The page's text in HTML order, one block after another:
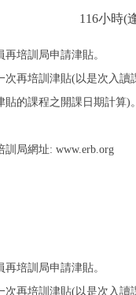
116小時(
培訓局申請津貼。
次再培訓津貼(以是次入讀
貼的課程之開課日期計算)
局網址: www.erb.org
培訓局申請津貼。
次再培訓津貼(以是次入讀